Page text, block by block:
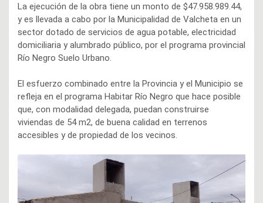
La ejecución de la obra tiene un monto de $47.958.989.44,
y es llevada a cabo por la Municipalidad de Valcheta en un
sector dotado de servicios de agua potable, electricidad
domiciliaria y alumbrado público, por el programa provincial
Río Negro Suelo Urbano.
El esfuerzo combinado entre la Provincia y el Municipio se
refleja en el programa Habitar Río Negro que hace posible
que, con modalidad delegada, puedan construirse
viviendas de 54 m2, de buena calidad en terrenos
accesibles y de propiedad de los vecinos.